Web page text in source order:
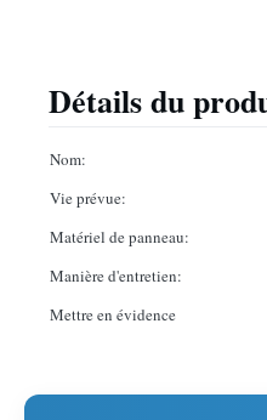
Détails du
Nom:
Vie prévue:
Matériel de panneau:
Manière d'entretien:
Mettre en évidence